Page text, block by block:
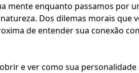
mente enquanto passamos por
Dos dilemas morais que
de entender sua conexão
e ver como sua personalidade